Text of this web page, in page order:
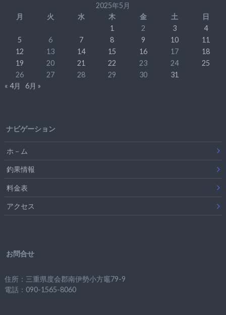
2025年5月
月
火 水 木 金 土
日
1
2 3
4
5
6 7 8 9 10
11
12
13 14 15 16 17
18
19
20 21 22 23 24
25
26
27 28 29 30
31
« 4月
6月 »
ナビゲーション
ホ－ム
釣果情報
料金表
アクセス
お問合せ
住所：三重県度会郡南伊勢小方竈79-9
電話：090-1565-8060